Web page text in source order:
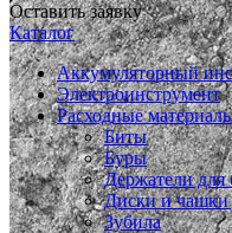
Оставить заявку
Каталог
Аккумуляторный
Электроинструмент
Расходные
Биты
Буры
Держатели для
Диски и
Зубила